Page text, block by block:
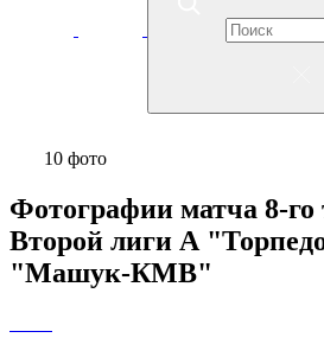
10 фото
Фотографии матча 8-го
Второй лиги А
"Машук-КМВ"